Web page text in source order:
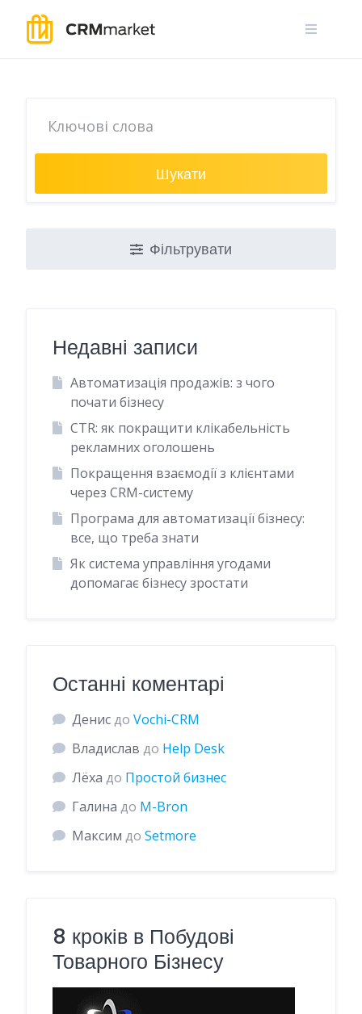
content
Шукати
Фільтрувати
Недавні записи
Автоматизація продажів: з чого
почати бізнесу
CTR: як покращити клікабельність
рекламних оголошень
Покращення взаємодії з клієнтами
через CRM-систему
Програма для автоматизації бізнесу:
все, що треба знати
Як система управління угодами
допомагає бізнесу зростати
Останні коментарі
Денисдо Vochi-CRM
Владислав до Help Desk
Лёха до Простой бизнес
Галина до M-Bron
Максим до Setmore
8 кроків в Побудові
Товарного Бізнесу